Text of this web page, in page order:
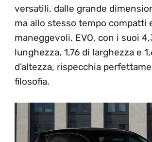
versatili, dalle grande
ma allo stesso tempo compatti
maneggevoli. EVO, con i suoi
lunghezza, 1,76 di larghezza e
d’altezza, rispecchia
filosofia.